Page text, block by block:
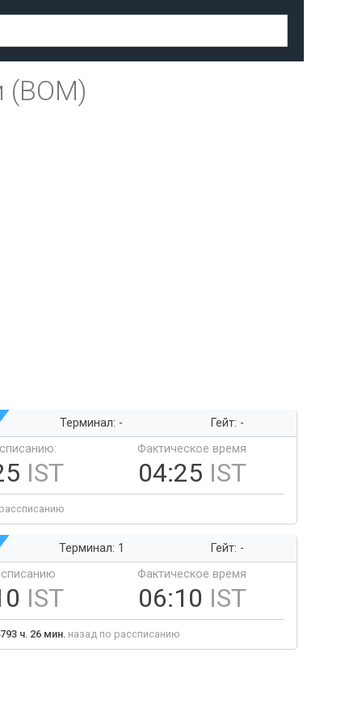
Терминал: -
Гейт: -
IST
Фактическое время
04:25 IST
Терминал: 1
Гейт: -
IST
Фактическое время
06:10 IST
ч. 26 мин. назад по рассписанию